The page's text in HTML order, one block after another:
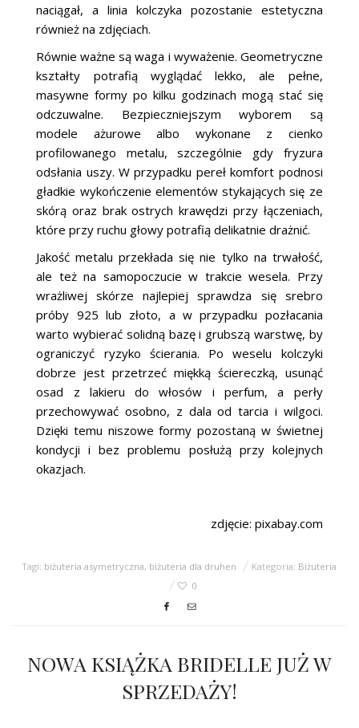
naciągał, a linia kolczyka pozostanie estetyczna
również na zdjęciach.
Równie ważne są waga i wyważenie. Geometryczne
kształty potrafią wyglądać lekko, ale pełne,
masywne formy po kilku godzinach mogą stać się
odczuwalne. Bezpieczniejszym wyborem są
modele ażurowe albo wykonane z cienko
profilowanego metalu, szczególnie gdy fryzura
odsłania uszy. W przypadku pereł komfort podnosi
gładkie wykończenie elementów stykających się ze
skórą oraz brak ostrych krawędzi przy łączeniach,
które przy ruchu głowy potrafią delikatnie drażnić.
Jakość metalu przekłada się nie tylko na trwałość,
ale też na samopoczucie w trakcie wesela. Przy
wrażliwej skórze najlepiej sprawdza się srebro
próby 925 lub złoto, a w przypadku pozłacania
warto wybierać solidną bazę i grubszą warstwę, by
ograniczyć ryzyko ścierania. Po weselu kolczyki
dobrze jest przetrzeć miękką ściereczką, usunąć
osad z lakieru do włosów i perfum, a perły
przechowywać osobno, z dala od tarcia i wilgoci.
Dzięki temu niszowe formy pozostaną w świetnej
kondycji i bez problemu posłużą przy kolejnych
okazjach.
zdjęcie: pixabay.com
Tagi: biżuteria asymetryczna, biżuteria dla druhen Kategoria: Biżuteria
0
NOWA KSIĄŻKA BRIDELLE JUŻ W
SPRZEDAŻY!